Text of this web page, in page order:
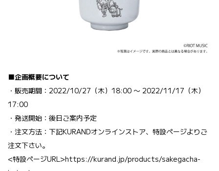
■企画概要について
・販売期間：2022/10/27（木）18:00 〜 2022/11/17（木）
17:00
・発送開始：後日ご案内予定
・注文方法：下記KURANDオンラインストア、特設ページよりご
注文下さい。
<特設ページURL>https://kurand.jp/products/sakegacha-